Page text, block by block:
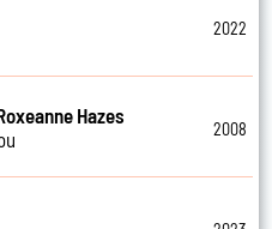
2022
Hazes
2008